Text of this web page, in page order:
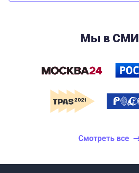
Мы в СМИ
Смотреть все